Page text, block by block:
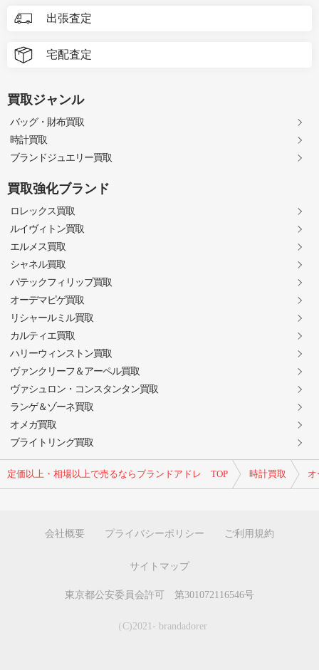
定価以上・相場以上で売るならブランドアドレ TOP 時計買取
出張査定
宅配査定
買取ジャンル
バッグ・財布買取
時計買取
ブランドジュエリー買取
買取強化ブランド
ロレックス買取
ルイヴィトン買取
エルメス買取
シャネル買取
パテックフィリップ買取
オーデマピゲ買取
リシャールミル買取
カルティエ買取
ハリーウィンストン買取
ヴァンクリーフ＆アーペル買取
ヴァシュロン・コンスタンタン買取
ランゲ＆ゾーネ買取
オメガ買取
ブライトリング買取
会社概要 プライバシーポリシー ご利用規約
サイトマップ
東京都公安委員会許可 第301072116546号
（C)2021- brandadorer